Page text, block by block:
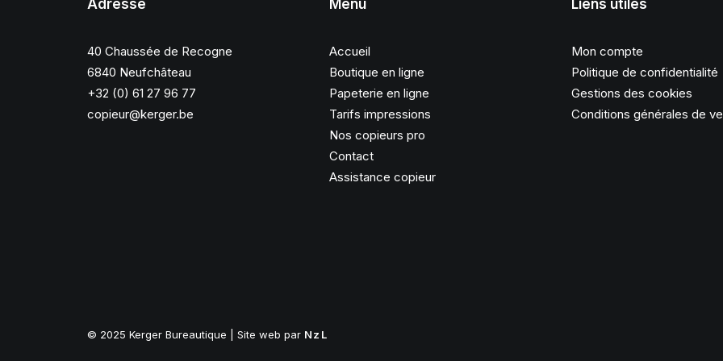
Adresse
40 Chaussée de Recogne
6840 Neufchâteau
+32 (0) 61 27 96 77
copieur@kerger.be
Menu
Accueil
Boutique en ligne
Papeterie en ligne
Tarifs impressions
Nos copieurs pro
Contact
Assistance copieur
Liens utiles
Mon compte
Politique de confidentialité
Gestions des cookies
Conditions générales de
© 2025 Kerger Bureautique | Site web par NzL